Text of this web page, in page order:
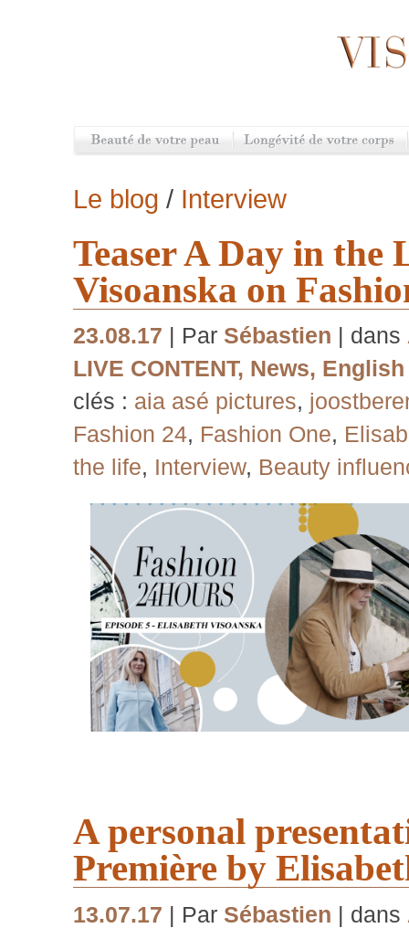
Le blog / Interview
Teaser A Day in the
Visoanska on
23.08.17 | Par Sébastien | dans
LIVE CONTENT, News, English
clés : aia asé pictures,
Fashion 24, Fashion One,
the life, Interview, Beauty
A personal
Première by
13.07.17 | Par Sébastien | dans